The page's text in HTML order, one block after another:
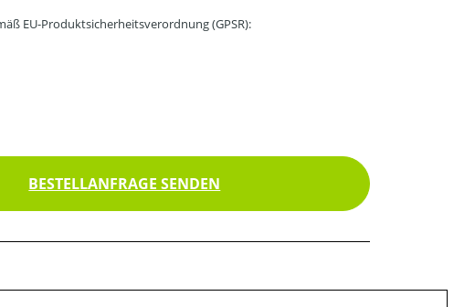
EU-Produktsicherheitsverordnung (GPSR):
BESTELLANFRAGE SENDEN